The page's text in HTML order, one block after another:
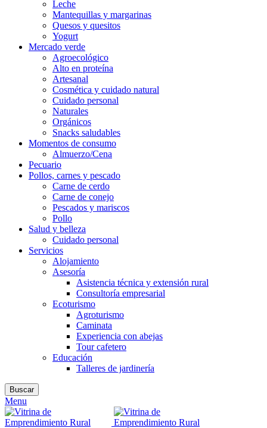
Leche
Mantequillas y margarinas
Quesos y quesitos
Yogurt
Mercado verde
Agroecológico
Alto en proteína
Artesanal
Cosmética y cuidado natural
Cuidado personal
Naturales
Orgánicos
Snacks saludables
Momentos de consumo
Almuerzo/Cena
Pecuario
Pollos, carnes y pescado
Carne de cerdo
Carne de conejo
Pescados y mariscos
Pollo
Salud y belleza
Cuidado personal
Servicios
Alojamiento
Asesoría
Asistencia técnica y extensión rural
Consultoría empresarial
Ecoturismo
Agroturismo
Caminata
Experiencia con abejas
Tour cafetero
Educación
Talleres de jardinería
Buscar
Menu